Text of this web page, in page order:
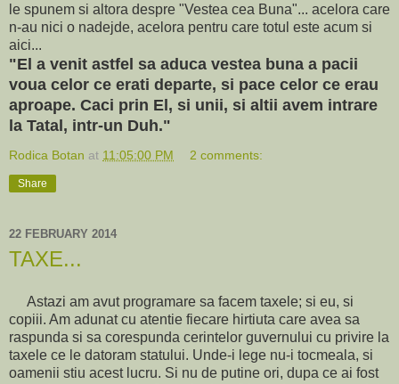
le spunem si altora despre "Vestea cea Buna"... acelora care
n-au nici o nadejde, acelora pentru care totul este acum si
aici...
"El a venit astfel sa aduca vestea buna a pacii
voua celor ce erati departe, si pace celor ce erau
aproape. Caci prin El, si unii, si altii avem intrare
la Tatal, intr-un Duh."
Rodica Botan at 11:05:00 PM 2 comments:
Share
22 FEBRUARY 2014
TAXE...
Astazi am avut programare sa facem taxele; si eu, si
copiii. Am adunat cu atentie fiecare hirtiuta care avea sa
raspunda si sa corespunda cerintelor guvernului cu privire la
taxele ce le datoram statului. Unde-i lege nu-i tocmeala, si
oamenii stiu acest lucru. Si nu de putine ori, dupa ce ai fost